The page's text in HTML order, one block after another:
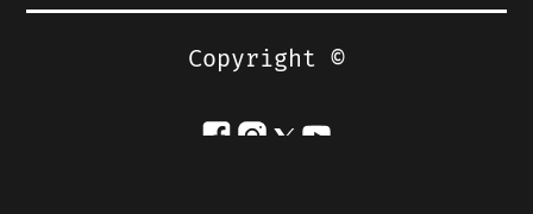
sintéticas, junte a sua
própria voz para criar novas
Copyright ©